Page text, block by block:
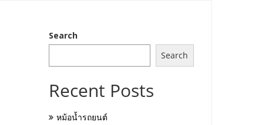
Search
Search
Recent Posts
หม้อน้ำรถยนต์